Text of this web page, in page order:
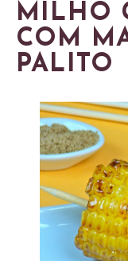
MILHO
COM
PALITO